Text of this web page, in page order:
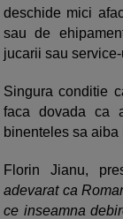
deschide mici
sau de
jucarii sau service-
Singura conditie
faca dovada ca
binenteles sa
Florin Jianu,
adevarat ca
ce inseamna